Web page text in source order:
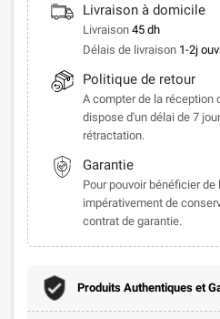
Livraison à domicile
Livraison 45 dh
Délais de livraison 1-2j
Politique de retour
A compter de la réception
dispose d'un délai de 7
rétractation.
Garantie
Pour pouvoir bénéficier
impérativement de
contrat de garantie.
Produits Authentiques et